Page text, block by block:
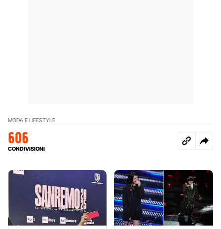
MODA E LIFESTYLE
606
CONDIVISIONI